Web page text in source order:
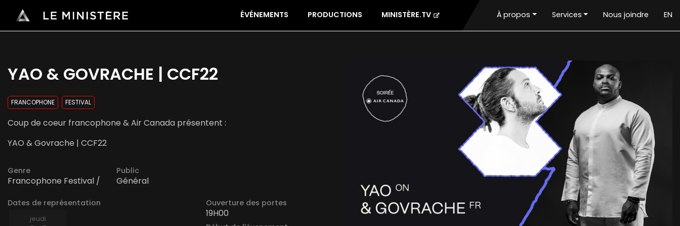
ÉVÉNEMENTS PRODUCTIONS MINISTÈRE.TV À propos Services Nous joindre EN
YAO & GOVRACHE | CCF22
FRANCOPHONE FESTIVAL
Coup de coeur francophone & Air Canada présentent :
YAO & Govrache | CCF22
Genre
Francophone Festival /
Public
Général
Dates de représentation
jeudi
Ouverture des portes
19H00